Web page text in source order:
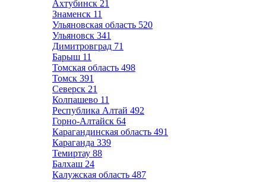
Ахтубинск 21
Знаменск 11
Ульяновская область 520
Ульяновск 341
Димитровград 71
Барыш 11
Томская область 498
Томск 391
Северск 21
Колпашево 11
Республика Алтай 492
Горно-Алтайск 64
Карагандинская область 491
Караганда 339
Темиртау 88
Балхаш 24
Калужская область 487